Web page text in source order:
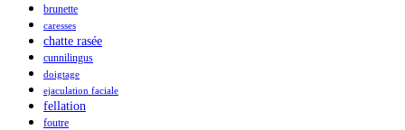
brunette
caresses
chatte rasée
cunnilingus
doigtage
ejaculation faciale
fellation
foutre